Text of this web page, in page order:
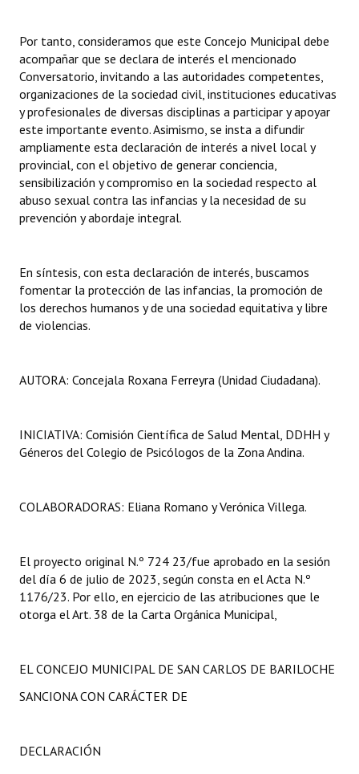
Por tanto, consideramos que este Concejo Municipal debe
acompañar que se declara de interés el mencionado
Conversatorio, invitando a las autoridades competentes,
organizaciones de la sociedad civil, instituciones educativas
y profesionales de diversas disciplinas a participar y apoyar
este importante evento. Asimismo, se insta a difundir
ampliamente esta declaración de interés a nivel local y
provincial, con el objetivo de generar conciencia,
sensibilización y compromiso en la sociedad respecto al
abuso sexual contra las infancias y la necesidad de su
prevención y abordaje integral.
En síntesis, con esta declaración de interés, buscamos
fomentar la protección de las infancias, la promoción de
los derechos humanos y de una sociedad equitativa y libre
de violencias.
AUTORA: Concejala Roxana Ferreyra (Unidad Ciudadana).
INICIATIVA: Comisión Científica de Salud Mental, DDHH y
Géneros del Colegio de Psicólogos de la Zona Andina.
COLABORADORAS: Eliana Romano y Verónica Villega.
El proyecto original N.º 724 23/fue aprobado en la sesión
del día 6 de julio de 2023, según consta en el Acta N.º
1176/23. Por ello, en ejercicio de las atribuciones que le
otorga el Art. 38 de la Carta Orgánica Municipal,
EL CONCEJO MUNICIPAL DE SAN CARLOS DE BARILOCHE
SANCIONA CON CARÁCTER DE
DECLARACIÓN